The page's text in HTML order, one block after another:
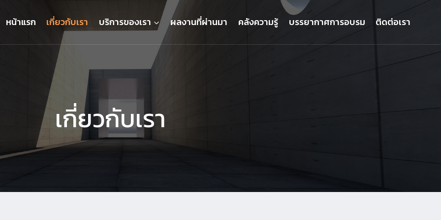
หน้าแรก เกี่ยวกับเรา บริการของเรา ผลงานที่ผ่านมา คลังความรู้ บรรยากาศการอบรม ติดต่อเรา
เกี่ยวกับเรา